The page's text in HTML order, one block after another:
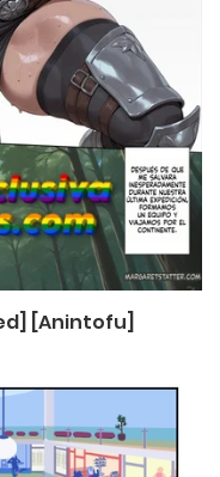
[Anintofu]